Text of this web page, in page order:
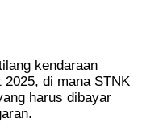
kendaraan
di mana STNK
harus dibayar